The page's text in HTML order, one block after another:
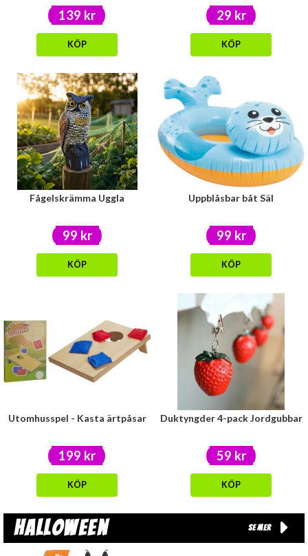
139 kr
KÖP
29 kr
KÖP
Fågelskrämma Uggla
99 kr
KÖP
Uppblåsbar båt Säl
99 kr
KÖP
Utomhusspel - Kasta ärtpåsar
199 kr
KÖP
Duktyngder 4-pack Jordgubbar
59 kr
KÖP
Halloween Se mer